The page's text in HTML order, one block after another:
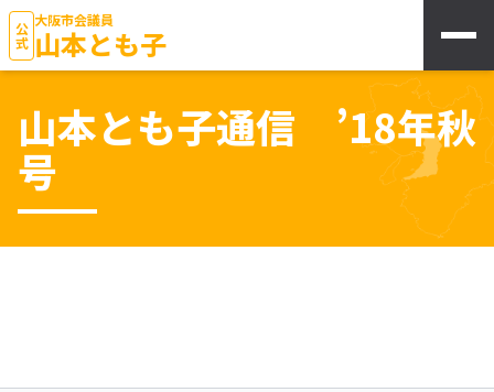
公式
大阪市会議員
山本とも子
山本とも子通信 ’18年秋
号